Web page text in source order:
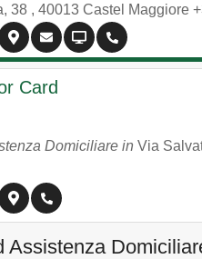
38 , 40013 Castel Maggiore
Card
Domiciliare in Via
Assistenza